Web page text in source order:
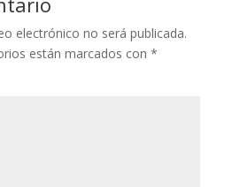
electrónico no será publicada.
están marcados con *